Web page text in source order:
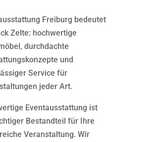
Freiburg bedeutet
Zelte: hochwertige
durchdachte
und
Service für
jeder Art.
Eventausstattung ist
Bestandteil für Ihre
Veranstaltung. Wir